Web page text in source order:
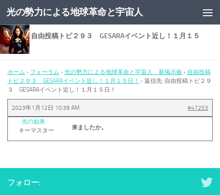
コンテンツへスキップ
光の勢力による地球革命と宇宙人
返信先: 自由投稿トピ２９３ GESARAイベント近し！１月１５
日！
ホーム › フォーラム › 光の勢力による地球革命と宇宙人 新掲示板 › 自由投稿
トピ２９３ GESARAイベント近し！１月１５日！
› 返信先: 自由投稿トピ２９
３ GESARAイベント近し！１月１５日！
2023年1月12日 10:39 AM
#47253
光の如来
キーマスター
来ましたか。
フォロー: